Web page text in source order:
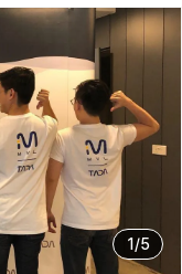
1 /5